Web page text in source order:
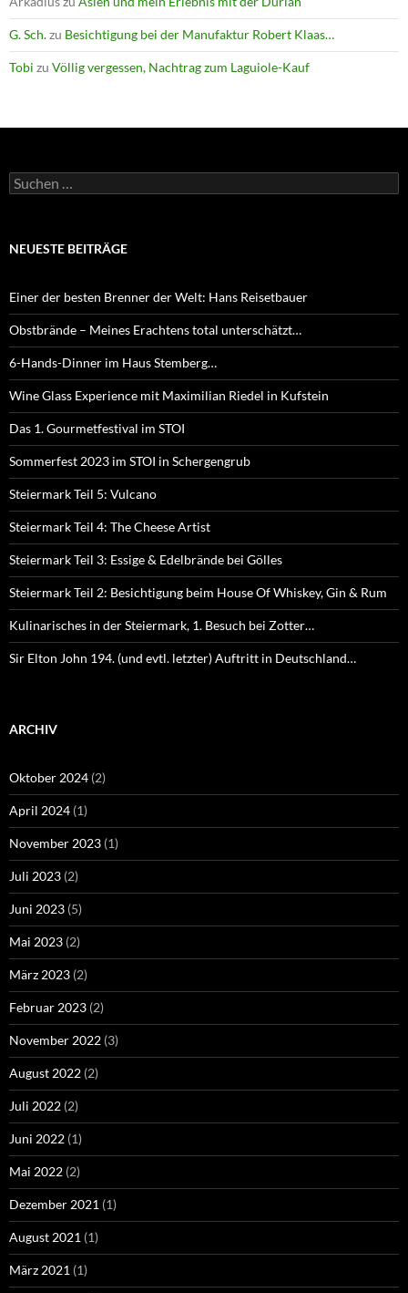
G. Sch.zu Besichtigung bei der Manufaktur Robert Klaas…
Tobi zu Völlig vergessen, Nachtrag zum Laguiole-Kauf
Suchen
nach:
NEUESTE BEITRÄGE
Einer der besten Brenner der Welt: Hans Reisetbauer
Obstbrände – Meines Erachtens total unterschätzt…
6-Hands-Dinner im Haus Stemberg…
Wine Glass Experience mit Maximilian Riedel in Kufstein
Das 1. Gourmetfestival im STOI
Sommerfest 2023 im STOI in Schergengrub
Steiermark Teil 5: Vulcano
Steiermark Teil 4: The Cheese Artist
Steiermark Teil 3: Essige & Edelbrände bei Gölles
Steiermark Teil 2: Besichtigung beim House Of Whiskey, Gin & Rum
Kulinarisches in der Steiermark, 1. Besuch bei Zotter…
Sir Elton John 194. (und evtl. letzter) Auftritt in Deutschland…
ARCHIV
Oktober 2024 (2)
April 2024 (1)
November 2023 (1)
Juli 2023 (2)
Juni 2023 (5)
Mai 2023 (2)
März 2023 (2)
Februar 2023 (2)
November 2022 (3)
August 2022 (2)
Juli 2022 (2)
Juni 2022 (1)
Mai 2022 (2)
Dezember 2021 (1)
August 2021 (1)
März 2021 (1)